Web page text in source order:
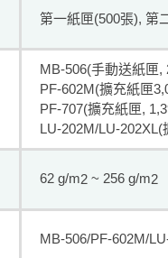
第一紙匣(500張), 第
MB-506(手動送紙匣,
PF-602M(擴充紙匣
PF-707(擴充紙匣,
LU-202M/LU-202XL(
62 g/m2 ~ 256 g/m2
MB-506/PF-602M/